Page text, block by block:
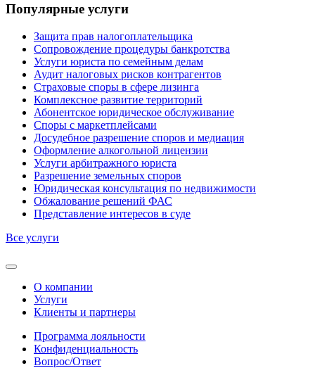
Популярные услуги
Защита прав налогоплательщика
Сопровождение процедуры банкротства
Услуги юриста по семейным делам
Аудит налоговых рисков контрагентов
Страховые споры в сфере лизинга
Комплексное развитие территорий
Абонентское юридическое обслуживание
Споры с маркетплейсами
Досудебное разрешение споров и медиация
Оформление алкогольной лицензии
Услуги арбитражного юриста
Разрешение земельных споров
Юридическая консультация по недвижимости
Обжалование решений ФАС
Представление интересов в суде
Все услуги
О компании
Услуги
Клиенты и партнеры
Программа лояльности
Конфиденциальность
Вопрос/Ответ